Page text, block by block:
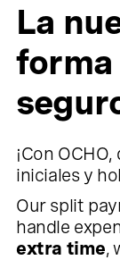
La
forma
¡Con
iniciales y
Our split
handle
extra time,